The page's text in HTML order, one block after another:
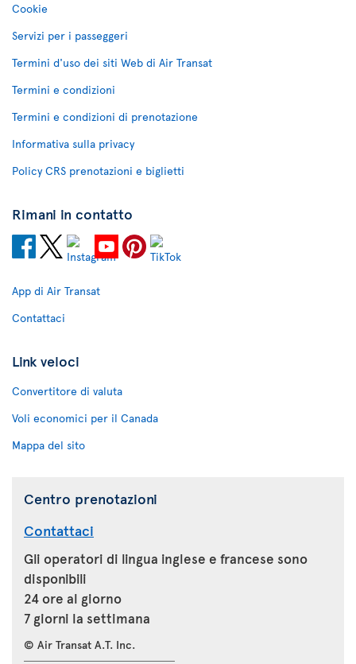
Cookie
Servizi per i passeggeri
Termini d'uso dei siti Web di Air Transat
Termini e condizioni
Termini e condizioni di prenotazione
Informativa sulla privacy
Policy CRS prenotazioni e biglietti
Rimani in contatto
App di Air Transat
Contattaci
Link veloci
Convertitore di valuta
Voli economici per il Canada
Mappa del sito
Centro prenotazioni
Contattaci
Gli operatori di lingua inglese e francese sono
disponibili
24 ore al giorno
7 giorni la settimana
© Air Transat A.T. Inc.